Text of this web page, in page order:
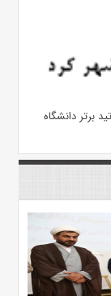
برتر دانشگاه